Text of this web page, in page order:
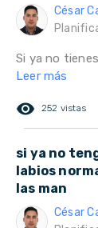
César
Si ya no
Leer más
remove_red_eye 252 vistas
si ya no
labios
las man
César